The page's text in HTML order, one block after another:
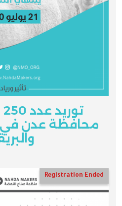
محافظة عدن في
Registration Ended